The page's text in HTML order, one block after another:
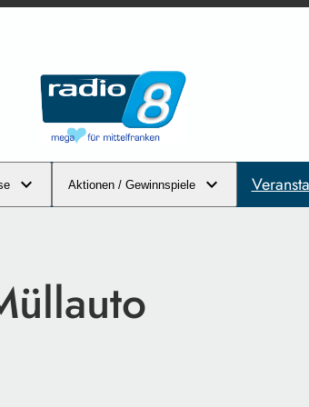
Aktionen / Gewinnspiele